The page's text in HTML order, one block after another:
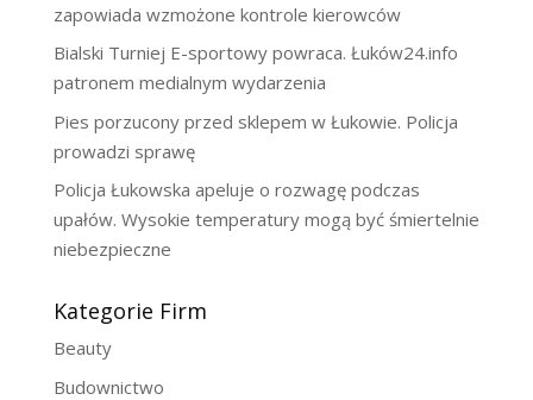
zapowiada wzmożone kontrole kierowców
Bialski Turniej E-sportowy powraca. Łuków24.info
patronem medialnym wydarzenia
Pies porzucony przed sklepem w Łukowie. Policja
prowadzi sprawę
Policja Łukowska apeluje o rozwagę podczas
upałów. Wysokie temperatury mogą być śmiertelnie
niebezpieczne
Kategorie Firm
Beauty
Budownictwo